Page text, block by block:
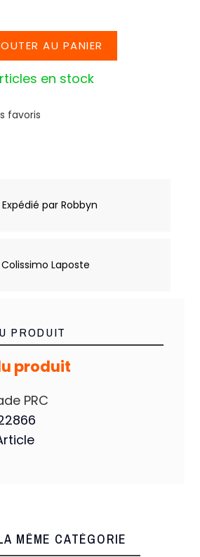
AU PANIER
en stock
favoris
par Robbyn
Laposte
PRODUIT
produit
PRC
MÊME CATÉGORIE